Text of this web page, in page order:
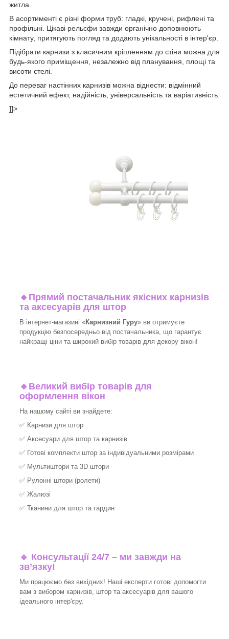
житла.
В асортименті є різні форми труб: гладкі, кручені, рифлені та
профільні. Цікаві рельєфи завжди органічно доповнюють
кімнату, притягують погляд та додають унікальності в інтер'єр.
Підібрати карнизи з класичним кріпленням до стіни можна для
будь-якого приміщення, незалежно від планування, площі та
висоти стелі.
До переваг настінних карнизів можна віднести: відмінний
естетичний ефект, надійність, універсальність та варіативність.
]]>
🔹 Прямий постачальник якісних карнизів
та аксесуарів для штор
В інтернет-магазині «Карнизний Гуру» ви отримуєте
продукцію безпосередньо від постачальника, що гарантує
найкращі ціни та широкий вибір товарів для декору вікон!​
🔹 Великий вибір товарів для
оформлення вікон
На нашому сайті ви знайдете:
✅ Карнизи для штор
✅ Аксесуари для штор та карнизів
✅ Готові комплекти штор за індивідуальними розмірами
✅ Мультиштори та 3D штори
✅ Рулонні штори (ролети)
✅ Жалюзі
✅ Тканини для штор та гардин
🔹 Консультації 24/7 – ми завжди на
зв’язку!
Ми працюємо без вихідних! Наші експерти готові допомогти
вам з вибором карнизів, штор та аксесуарів для вашого
ідеального інтер'єру.​